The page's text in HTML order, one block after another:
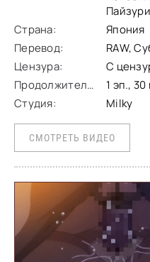
Страна:
Япония
Перевод:
RAW,
Цензура:
С
Продолжительность:
1 эп.,
Студия:
Milky
СМОТРЕТЬ ВИДЕО